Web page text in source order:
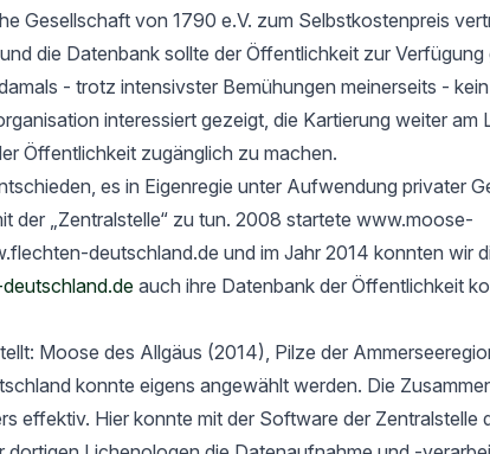
Gesellschaft von 1790 e.V. zum Selbstkostenpreis
die Datenbank sollte der Öffentlichkeit zur Verfügung
- trotz intensivster Bemühungen meinerseits -
interessiert gezeigt, die Kartierung weiter am
Öffentlichkeit zugänglich zu machen.
es in Eigenregie unter Aufwendung privater
der „Zentralstelle“ zu tun. 2008 startete www.moose-
deutschland.de und im Jahr 2014 konnten wir
auch ihre Datenbank der Öffentlichkeit
Moose des Allgäus (2014), Pilze der
konnte eigens angewählt werden. Die
effektiv. Hier konnte mit der Software der Zentralstelle